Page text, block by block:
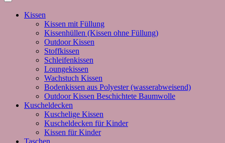
Kissen
Kissen mit Füllung
Kissenhüllen (Kissen ohne Füllung)
Outdoor Kissen
Stoffkissen
Schleifenkissen
Loungekissen
Wachstuch Kissen
Bodenkissen aus Polyester (wasserabweisend)
Outdoor Kissen Beschichtete Baumwolle
Kuscheldecken
Kuschelige Kissen
Kuscheldecken für Kinder
Kissen für Kinder
Taschen